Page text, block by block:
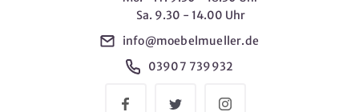
Sa. 9.30 - 14.00 Uhr
info@moebelmueller.de
03907 739932